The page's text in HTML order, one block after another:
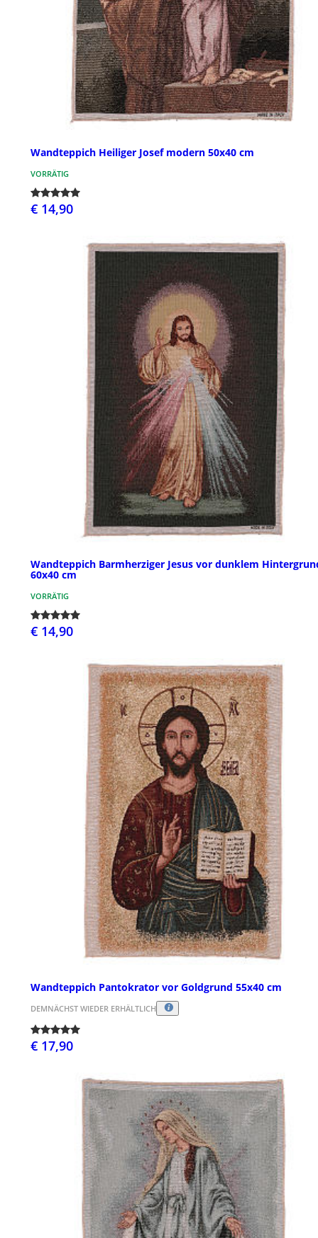
Wandteppich Heiliger Josef modern 50x40 cm
VORRÄTIG
€ 14,90
Wandteppich Barmherziger Jesus vor dunklem
60x40 cm
VORRÄTIG
€ 14,90
Wandteppich Pantokrator vor Goldgrund 55x40 cm
DEMNÄCHST WIEDER ERHÄLTLICH
€ 17,90